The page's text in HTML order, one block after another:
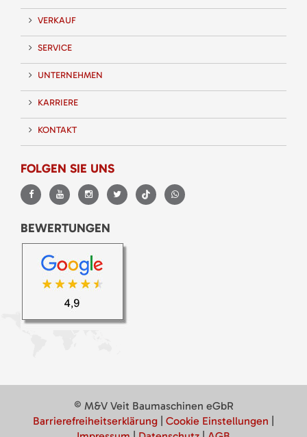
VERKAUF
SERVICE
UNTERNEHMEN
KARRIERE
KONTAKT
FOLGEN SIE UNS
BEWERTUNGEN
© M&V Veit Baumaschinen eGbR
Barrierefreiheitserklärung
Cookie Einstellungen